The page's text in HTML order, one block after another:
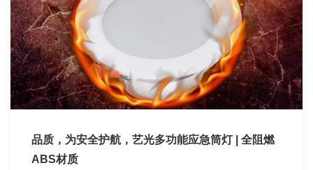
品质，为安全护航，艺光多功能应急筒灯 | 全阻燃
ABS材质